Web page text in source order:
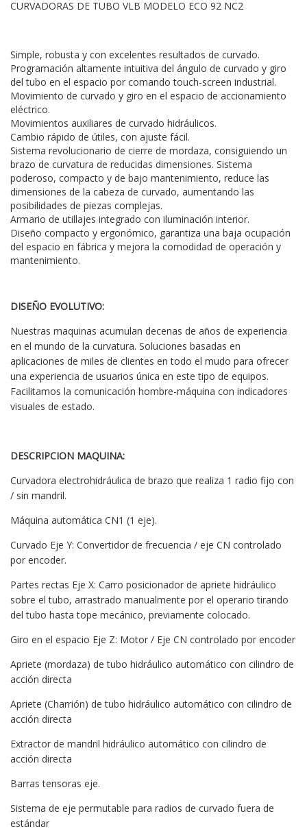
CURVADORAS DE TUBO VLB MODELO ECO 92 NC2
Simple, robusta y con excelentes resultados de curvado.
Programación altamente intuitiva del ángulo de curvado y giro
del tubo en el espacio por comando touch-screen industrial.
Movimiento de curvado y giro en el espacio de accionamiento
eléctrico.
Movimientos auxiliares de curvado hidráulicos.
Cambio rápido de útiles, con ajuste fácil.
Sistema revolucionario de cierre de mordaza, consiguiendo un
brazo de curvatura de reducidas dimensiones. Sistema
poderoso, compacto y de bajo mantenimiento, reduce las
dimensiones de la cabeza de curvado, aumentando las
posibilidades de piezas complejas.
Armario de utillajes integrado con iluminación interior.
Diseño compacto y ergonómico, garantiza una baja ocupación
del espacio en fábrica y mejora la comodidad de operación y
mantenimiento.
DISEÑO EVOLUTIVO:
Nuestras maquinas acumulan decenas de años de experiencia
en el mundo de la curvatura. Soluciones basadas en
aplicaciones de miles de clientes en todo el mudo para ofrecer
una experiencia de usuarios única en este tipo de equipos.
Facilitamos la comunicación hombre-máquina con indicadores
visuales de estado.
DESCRIPCION MAQUINA:
Curvadora electrohidráulica de brazo que realiza 1 radio fijo con
/ sin mandril.
Máquina automática CN1 (1 eje).
Curvado Eje Y: Convertidor de frecuencia / eje CN controlado
por encoder.
Partes rectas Eje X: Carro posicionador de apriete hidráulico
sobre el tubo, arrastrado manualmente por el operario tirando
del tubo hasta tope mecánico, previamente colocado.
Giro en el espacio Eje Z: Motor / Eje CN controlado por encoder
Apriete (mordaza) de tubo hidráulico automático con cilindro de
acción directa
Apriete (Charrión) de tubo hidráulico automático con cilindro de
acción directa
Extractor de mandril hidráulico automático con cilindro de
acción directa
Barras tensoras eje.
Sistema de eje permutable para radios de curvado fuera de
estándar